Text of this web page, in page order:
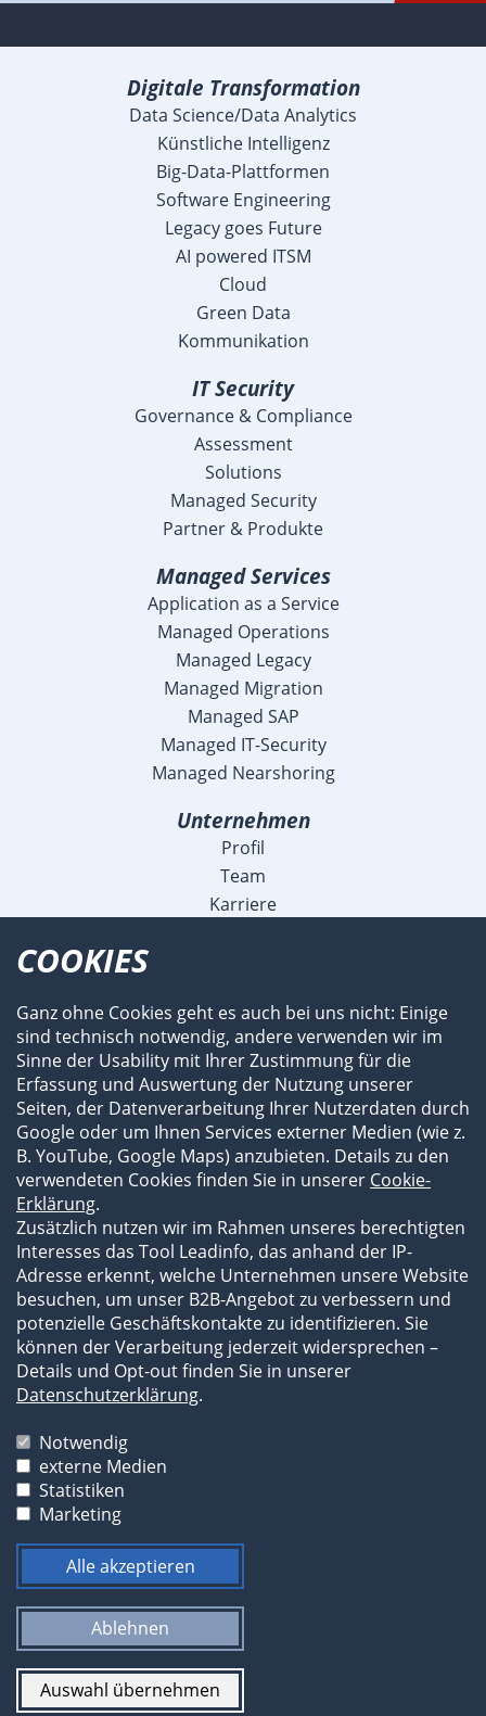
Digitale Transformation
Data Science/Data Analytics
Künstliche Intelligenz
Big-Data-Plattformen
Software Engineering
Legacy goes Future
AI powered ITSM
Cloud
Green Data
Kommunikation
IT Security
Governance & Compliance
Assessment
Solutions
Managed Security
Partner & Produkte
Managed Services
Application as a Service
Managed Operations
Managed Legacy
Managed Migration
Managed SAP
Managed IT-Security
Managed Nearshoring
Unternehmen
Profil
Team
Karriere
Referenzen
Fachartikel und Videos
Flyer und Broschüren
Newsroom
Subauftragnehmer
Impressum
Datenschutzerklärung
AGB
Die Bilder und Texte unserer Website sind
urheberrechtlich geschützt und dürfen durch Dritte
werden.
Consist weltweit
COOKIES
Ganz ohne Cookies geht es auch bei uns nicht: Einige
sind technisch notwendig, andere verwenden wir im
Sinne der Usability mit Ihrer Zustimmung für die
Erfassung und Auswertung der Nutzung unserer
Seiten, der Datenverarbeitung Ihrer Nutzerdaten durch
Google oder um Ihnen Services externer Medien (wie z.
B. YouTube, Google Maps) anzubieten. Details zu den
verwendeten Cookies finden Sie in unserer Cookie-
Erklärung.
Zusätzlich nutzen wir im Rahmen unseres berechtigten
Interesses das Tool Leadinfo, das anhand der IP-
Adresse erkennt, welche Unternehmen unsere Website
besuchen, um unser B2B-Angebot zu verbessern und
potenzielle Geschäftskontakte zu identifizieren. Sie
können der Verarbeitung jederzeit widersprechen –
Details und Opt-out finden Sie in unserer
Datenschutzerklärung.
Notwendig
externe Medien
Statistiken
Marketing
Alle akzeptieren
Ablehnen
Auswahl übernehmen